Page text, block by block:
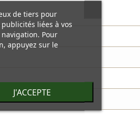
de tiers pour
liées à vos
Pour
appuyez sur le
J'ACCEPTE